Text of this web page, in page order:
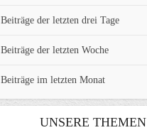
Beiträge der letzten drei Tage
Beiträge der letzten Woche
Beiträge im letzten Monat
UNSERE THEMEN